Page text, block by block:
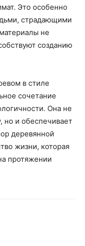
Это особенно
страдающими
не
созданию
в стиле
сочетание
Она не
но и обеспечивает
деревянной
жизни, которая
протяжении